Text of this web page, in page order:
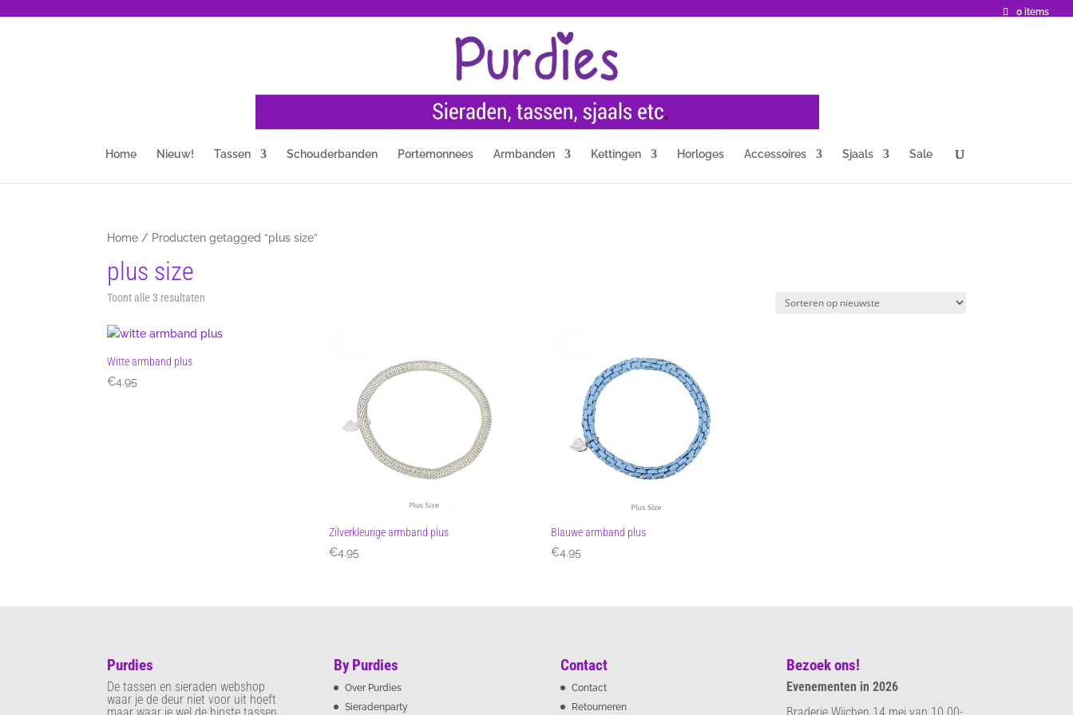
0 items
Home Nieuw! Tassen Schouderbanden Portemonnees Armbanden Kettingen Horloges Accessoires Sjaals Sale
Home / Producten getagged “plus size”
plus size
Toont alle 3 resultaten
Witte armband plus
€4.95
Zilverkleurige armband plus
€4.95
Blauwe armband plus
€4.95
Purdies
De tassen en sieraden webshop
waar je de deur niet voor uit hoeft
By Purdies
Over Purdies
Sieradenparty
Contact
Contact
Retourneren
Bezoek ons!
Evenementen in 2026